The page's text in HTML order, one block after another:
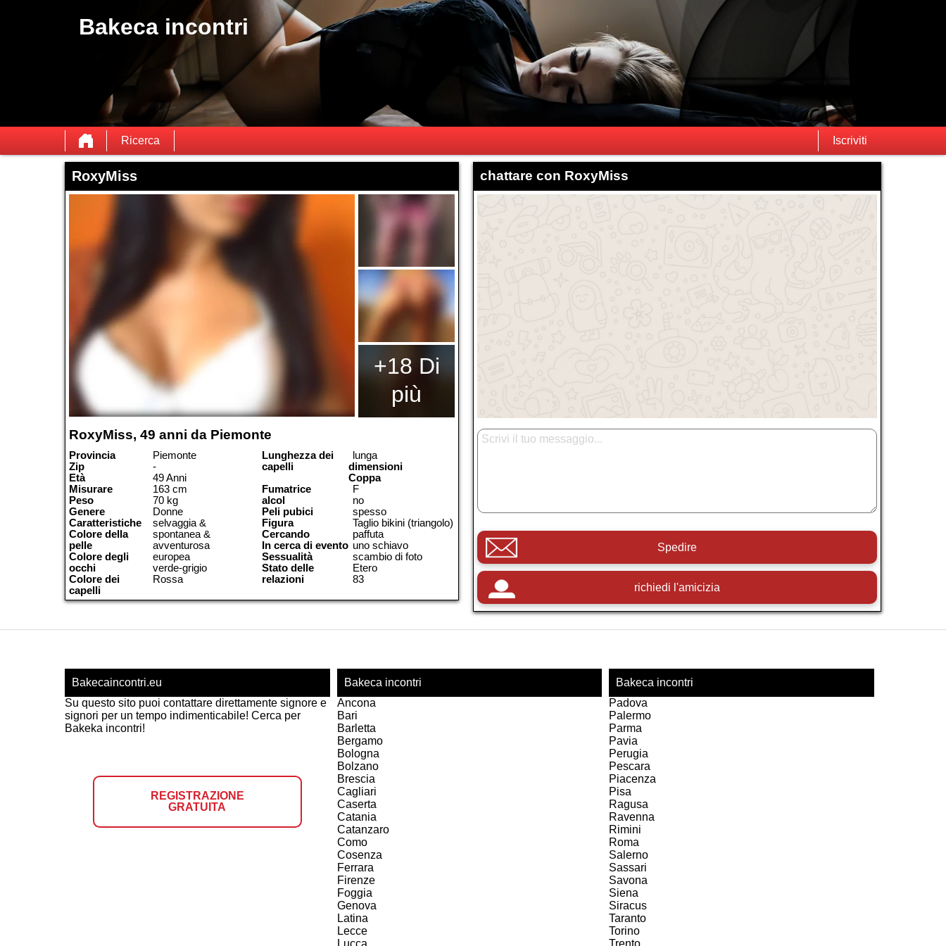
Bakeca incontri
Ricerca Iscriviti
RoxyMiss
+18 Di
più
RoxyMiss, 49 anni da Piemonte
Provincia
Piemonte
Zip
-
Età
49 Anni
Misurare
163 cm
Peso
70 kg
Genere
Donne
Caratteristiche
selvaggia &
spontanea &
avventurosa
Colore della
pelle
europea
Colore degli
occhi
verde-grigio
Colore dei
capelli
Rossa
Lunghezza dei
capelli
lunga
dimensioni
Coppa
F
Fumatrice
no
alcol
spesso
Peli pubici
Taglio bikini (triangolo)
Figura
paffuta
Cercando
uno schiavo
In cerca di evento
scambio di foto
Sessualità
Etero
Stato delle
relazioni
83
chattare con RoxyMiss
Spedire
richiedi l'amicizia
Bakecaincontri.eu
Su questo sito puoi contattare direttamente signore e
signori per un tempo indimenticabile! Cerca per
Bakeka incontri!
REGISTRAZIONE
GRATUITA
Bakeca incontri
Ancona
Bari
Barletta
Bergamo
Bologna
Bolzano
Brescia
Cagliari
Caserta
Catania
Catanzaro
Como
Cosenza
Ferrara
Firenze
Foggia
Genova
Latina
Lecce
Lucca
Bakeca incontri
Padova
Palermo
Parma
Pavia
Perugia
Pescara
Piacenza
Pisa
Ragusa
Ravenna
Rimini
Roma
Salerno
Sassari
Savona
Siena
Siracus
Taranto
Torino
Trento